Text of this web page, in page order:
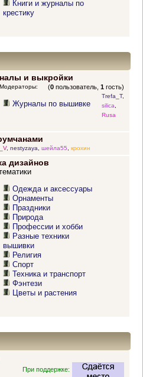
Книги и журналы по
крестику
и выкройки
(0 пользователь,1 гость)
Журналы по вышивке
Модераторы:
Trefa_T,
silica,
Rusa
, nestyzaya, шейла55, крохин
дизайнов
Одежда и аксессуары
Орнаменты
Праздники
Природа
Профессии и хобби
Разные техники
вышивки
Религия
Спорт
Техника и транспорт
Фэнтези
Цветы и растения
При поддержке: